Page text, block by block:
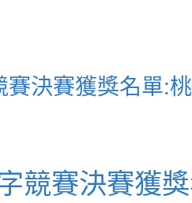
決賽獲獎名單:
競賽決賽獲